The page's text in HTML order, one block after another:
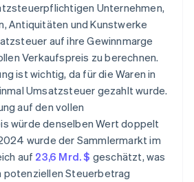
von Beständen, für die die
gilt, und solchen mit
in der Umsatzsteuererklärung
Unternehmen,
Antiquitäten und Kunstwerke
auf ihre Gewinnmarge
Verkaufspreis zu berechnen.
ist wichtig, da für die Waren in
Umsatzsteuer gezahlt wurde.
auf den vollen
würde denselben Wert doppelt
wurde der Sammlermarkt im
auf 23,6 Mrd. $ geschätzt, was
potenziellen Steuerbetrag